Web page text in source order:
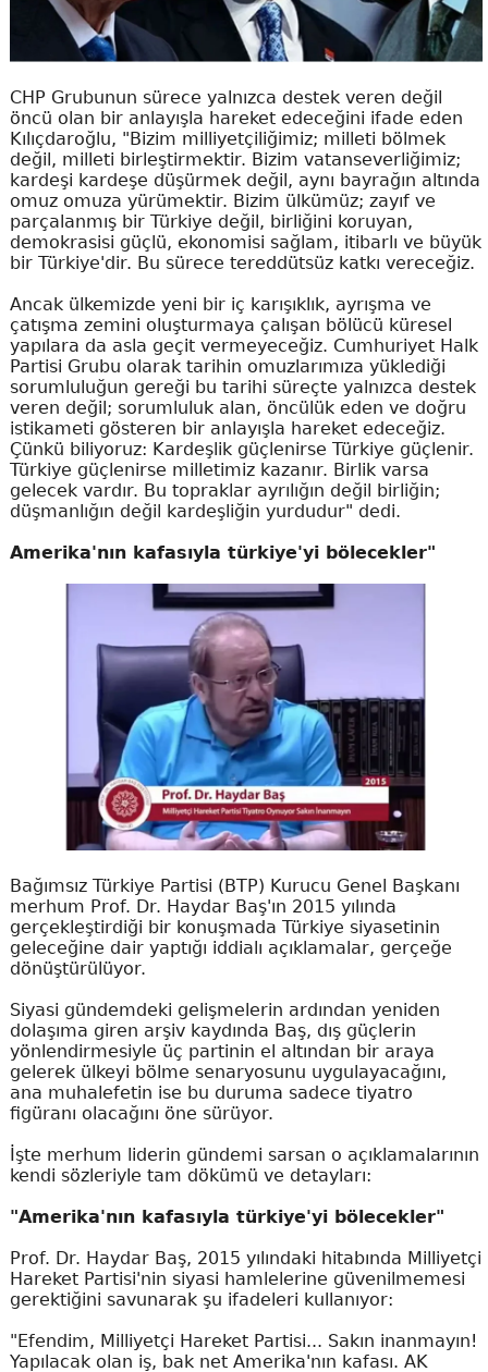
CHP Grubunun sürece yalnızca destek veren değil
öncü olan bir anlayışla hareket edeceğini ifade eden
Kılıçdaroğlu, "Bizim milliyetçiliğimiz; milleti bölmek
değil, milleti birleştirmektir. Bizim vatanseverliğimiz;
kardeşi kardeşe düşürmek değil, aynı bayrağın altında
omuz omuza yürümektir. Bizim ülkümüz; zayıf ve
parçalanmış bir Türkiye değil, birliğini koruyan,
demokrasisi güçlü, ekonomisi sağlam, itibarlı ve büyük
bir Türkiye'dir. Bu sürece tereddütsüz katkı vereceğiz.
Ancak ülkemizde yeni bir iç karışıklık, ayrışma ve
çatışma zemini oluşturmaya çalışan bölücü küresel
yapılara da asla geçit vermeyeceğiz. Cumhuriyet Halk
Partisi Grubu olarak tarihin omuzlarımıza yüklediği
sorumluluğun gereği bu tarihi süreçte yalnızca destek
veren değil; sorumluluk alan, öncülük eden ve doğru
istikameti gösteren bir anlayışla hareket edeceğiz.
Çünkü biliyoruz: Kardeşlik güçlenirse Türkiye güçlenir.
Türkiye güçlenirse milletimiz kazanır. Birlik varsa
gelecek vardır. Bu topraklar ayrılığın değil birliğin;
düşmanlığın değil kardeşliğin yurdudur" dedi.
Amerika'nın kafasıyla türkiye'yi bölecekler"
Bağımsız Türkiye Partisi (BTP) Kurucu Genel Başkanı
merhum Prof. Dr. Haydar Baş'ın 2015 yılında
gerçekleştirdiği bir konuşmada Türkiye siyasetinin
geleceğine dair yaptığı iddialı açıklamalar, gerçeğe
dönüştürülüyor.
Siyasi gündemdeki gelişmelerin ardından yeniden
dolaşıma giren arşiv kaydında Baş, dış güçlerin
yönlendirmesiyle üç partinin el altından bir araya
gelerek ülkeyi bölme senaryosunu uygulayacağını,
ana muhalefetin ise bu duruma sadece tiyatro
figüranı olacağını öne sürüyor.
İşte merhum liderin gündemi sarsan o açıklamalarının
kendi sözleriyle tam dökümü ve detayları:
"Amerika'nın kafasıyla türkiye'yi bölecekler"
Prof. Dr. Haydar Baş, 2015 yılındaki hitabında Milliyetçi
Hareket Partisi'nin siyasi hamlelerine güvenilmemesi
gerektiğini savunarak şu ifadeleri kullanıyor:
"Efendim, Milliyetçi Hareket Partisi... Sakın inanmayın!
Yapılacak olan iş, bak net Amerika'nın kafası. AK